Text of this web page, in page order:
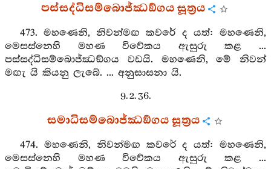
පස්සද්ධිසම්බොජ්ඣඞ්ගය සූත්‍රය
473. මහණෙනි, නිවන්මඟ කවරේ ද යත්: මහණෙනි,
මෙසස්නෙහි මහණ විවේකය ඇසුරු කළ ...
පස්සද්ධිසම්බොජ්ඣඞ්ගය වඩයි. මහණෙනි, මේ නිවන්
මඟැ යි කියනු ලැබේ. ... අනුසාසනා යි.
9. 2. 36.
සමාධිසම්බොජ්ඣඞ්ගය සූත්‍රය
474. මහණෙනි, නිවන්මඟ කවරේ ද යත්: මහණෙනි,
මෙසස්නෙහි මහණ විවේකය ඇසුරු කළ ...